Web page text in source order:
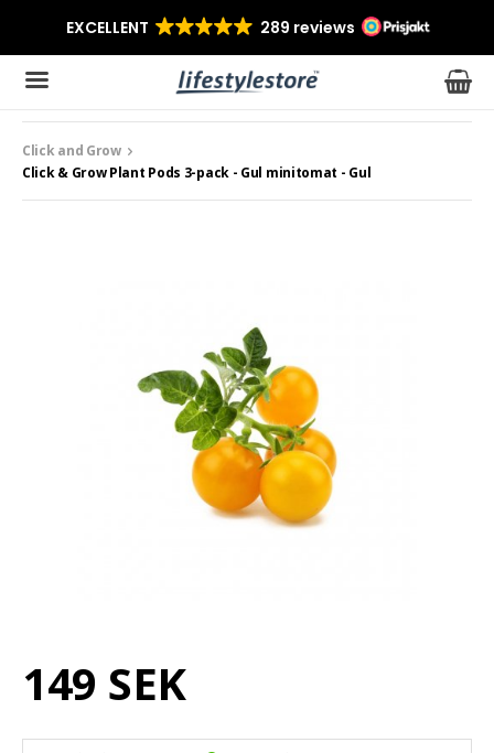
Produkten har blivit tillagd i varukorgen
Click and Grow
Click & Grow Plant Pods 3-pack - Gul minitomat - Gul
149 SEK